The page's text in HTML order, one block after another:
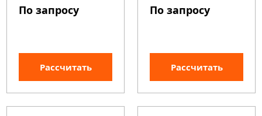
По запросу
Рассчитать
По запросу
Рассчитать